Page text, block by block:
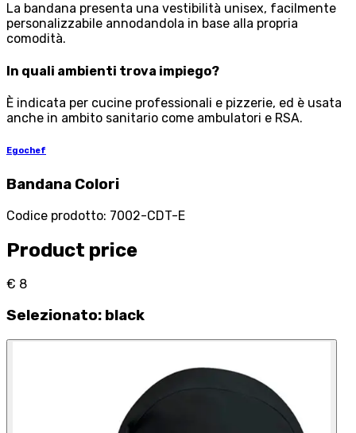
La bandana presenta una vestibilità unisex, facilmente
personalizzabile annodandola in base alla propria
comodità.
In quali ambienti trova impiego?
È indicata per cucine professionali e pizzerie, ed è usata
anche in ambito sanitario come ambulatori e RSA.
Egochef
Bandana Colori
Codice prodotto: 7002-CDT-E
Product price
€ 8
Selezionato: black